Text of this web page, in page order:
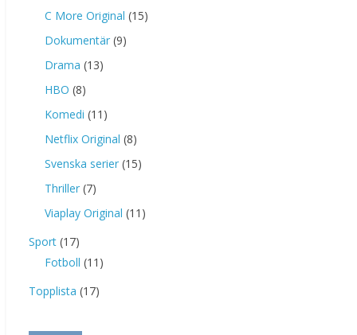
C More Original (15)
Dokumentär (9)
Drama (13)
HBO (8)
Komedi (11)
Netflix Original (8)
Svenska serier (15)
Thriller (7)
Viaplay Original (11)
Sport (17)
Fotboll (11)
Topplista (17)